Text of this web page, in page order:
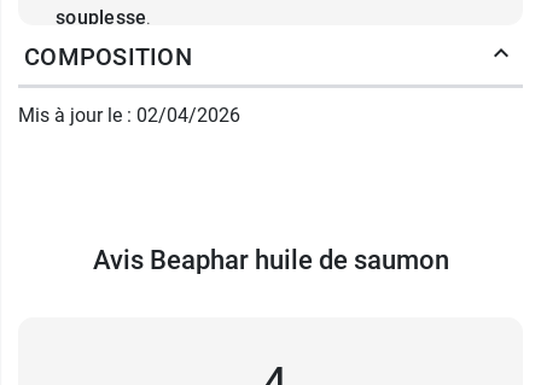
souplesse.
préservation de la santé de la peau de l'animal. .
qui est le cas des chats vivant en liberté ainsi
L'huile de saumon Beaphar est issue de
COMPOSITION
Mis à jour le : 02/04/2026
Avis Beaphar huile de saumon